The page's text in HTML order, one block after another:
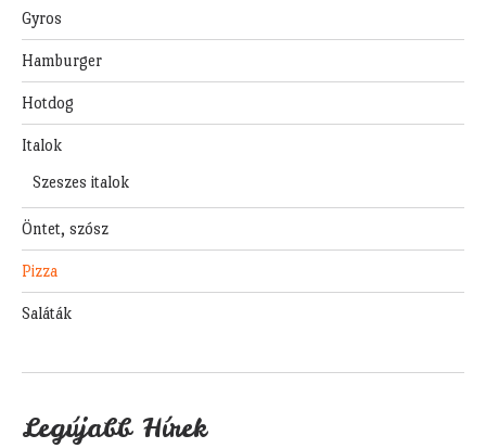
Gyros
Hamburger
Hotdog
Italok
Szeszes italok
Öntet, szósz
Pizza
Saláták
Legújabb Hírek